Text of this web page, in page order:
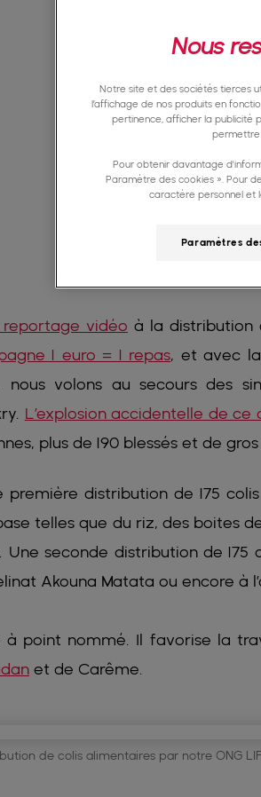
reportage vidéo à la distribution
1 euro = 1 repas, et avec la
nous volons au secours des
L’explosion accidentelle de ce
plus de 190 blessés et de
première distribution de 175
telles que du riz, des boites
seconde distribution de
Akouna Matata ou encore à
point nommé. Il favorise la
et de Carême.
de colis alimentaires par notre ONG
Nous
Notre site et des sociétés tierces
l’affichage de nos produits en
pertinence, afficher la publicité
permettre
Pour obtenir davantage
Paramètre des cookies ». Pour
caractère personnel et
Paramètres